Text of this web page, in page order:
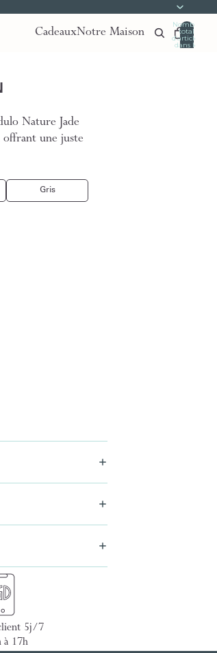
CadeauxNotre Maison
Nombre
total
d’articles
dans le
Nature Jade
une juste
Gris
5j/7
à 17h